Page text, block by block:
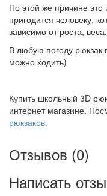
По этой же причине
пригодится человеку,
зависимо от роста,
В любую погоду рюкзак
можно ходить)
Купить школьный 3D
интернет магазине.
рюкзаков.
Отзывов (0)
Написать